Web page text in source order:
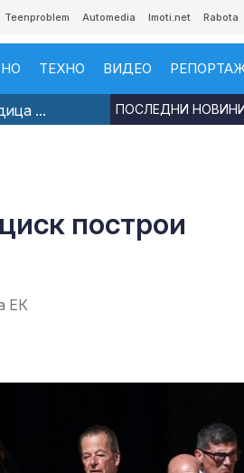
Teenproblem Automedia Imoti.net Rabota
ТЕХНО ВИДЕО
... ПОСЛЕДНИ
построи
ЕК